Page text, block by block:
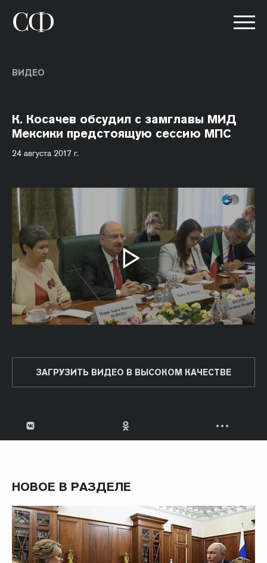
ВИДЕО
К. Косачев обсудил с замглавы МИД
Мексики предстоящую сессию МПС
24 августа 2017 г.
ЗАГРУЗИТЬ ВИДЕО В ВЫСОКОМ КАЧЕСТВЕ
НОВОЕ В РАЗДЕЛЕ